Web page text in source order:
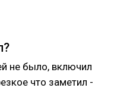
не было, включил
что заметил -